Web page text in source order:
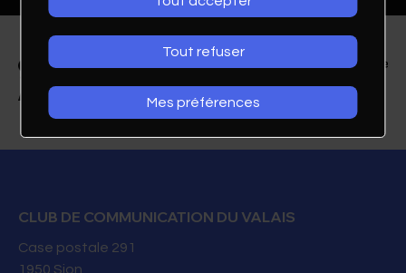
GOLDBACH
CLUB DE COMMUNICATION DU VALAIS
Case postale 291
1950 Sion
Tout refuser
Mes préférences